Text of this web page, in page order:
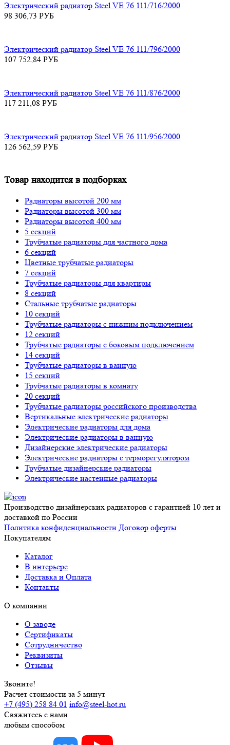
Электрический радиатор Steel VE 76 111/716/2000
98 306,73 РУБ
Электрический радиатор Steel VE 76 111/796/2000
107 752,84 РУБ
Электрический радиатор Steel VE 76 111/876/2000
117 211,08 РУБ
Электрический радиатор Steel VE 76 111/956/2000
126 562,59 РУБ
Товар находится в подборках
Радиаторы высотой 200 мм
Радиаторы высотой 300 мм
Радиаторы высотой 400 мм
5 секций
Трубчатые радиаторы для частного дома
6 секций
Цветные трубчатые радиаторы
7 секций
Трубчатые радиаторы для квартиры
8 секций
Стальные трубчатые радиаторы
10 секций
Трубчатые радиаторы с нижним подключением
12 секций
Трубчатые радиаторы с боковым подключением
14 секций
Трубчатые радиаторы в ванную
15 секций
Трубчатые радиаторы в комнату
20 секций
Трубчатые радиаторы российского производства
Вертикальные электрические радиаторы
Электрические радиаторы для дома
Электрические радиаторы в ванную
Дизайнерские электрические радиаторы
Электрические радиаторы с терморегулятором
Трубчатые дизайнерские радиаторы
Электрические настенные радиаторы
Производство дизайнерских радиаторов с гарантией 10 лет и
доставкой по России
Политика конфиденциальности Договор оферты
Покупателям
Каталог
В интерьере
Доставка и Оплата
Контакты
О компании
О заводе
Сертификаты
Сотрудничество
Реквизиты
Отзывы
Звоните!
Расчет стоимости за 5 минут
+7 (495) 258 84 01 info@steel-hot.ru
Свяжитесь с нами
любым способом